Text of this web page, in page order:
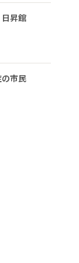
昇館
市民